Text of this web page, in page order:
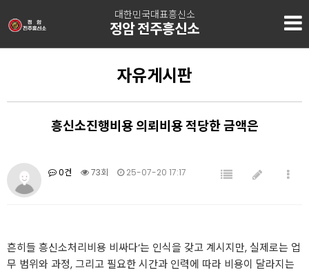
대한민국대표흥신소
정암 전주흥신소
자유게시판
흥신소진행비용 의뢰비용 적당한 금액은
0건 73회 25-07-20 17:17
흔히들 흥신소처리비용 비싸다’는 인식을 갖고 계시지만, 실제로는 업
무 범위와 과정, 그리고 필요한 시간과 인력에 따라 비용이 달라지는